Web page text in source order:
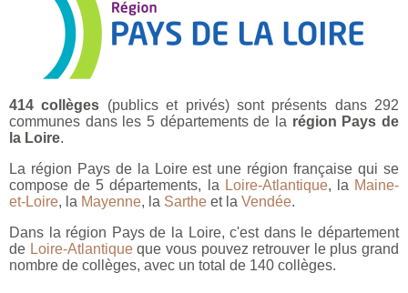
414 collèges (publics et privés) sont présents dans 292
communes dans les 5 départements de la région Pays de
la Loire.
La région Pays de la Loire est une région française qui se
compose de 5 départements, la Loire-Atlantique, la Maine-
et-Loire, la Mayenne, la Sarthe et la Vendée.
Dans la région Pays de la Loire, c'est dans le département
de Loire-Atlantiqueque vous pouvez retrouver le plus grand
nombre de collèges, avec un total de 140 collèges.